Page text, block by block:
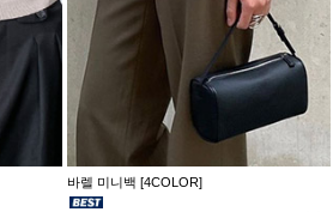
바렐 미니백 [4COLOR]